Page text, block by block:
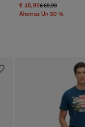
€ 48,99Precio Rebajado
€ 69,99A
Ahorras Un 30 %